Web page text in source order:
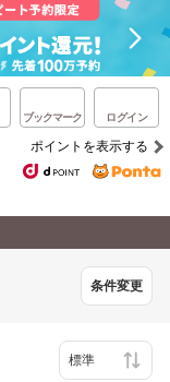
ブックマーク ログイン
ポイントを表示する
条件変更